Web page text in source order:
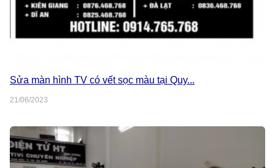
Sửa màn hình TV có vết sọc màu tại Quy...
21/06/2023